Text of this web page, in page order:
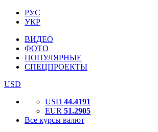
РУС
УКР
ВИДЕО
ФОТО
ПОПУЛЯРНЫЕ
СПЕЦПРОЕКТЫ
USD
USD 44.4191
EUR 51.2905
Все курсы валют